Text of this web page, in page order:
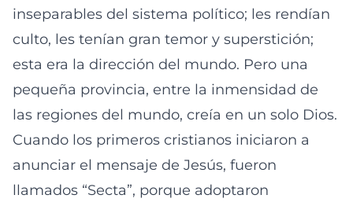
inseparables del sistema político; les rendían
culto, les tenían gran temor y superstición;
esta era la dirección del mundo. Pero una
pequeña provincia, entre la inmensidad de
las regiones del mundo, creía en un solo Dios.
Cuando los primeros cristianos iniciaron a
anunciar el mensaje de Jesús, fueron
llamados “Secta”, porque adoptaron